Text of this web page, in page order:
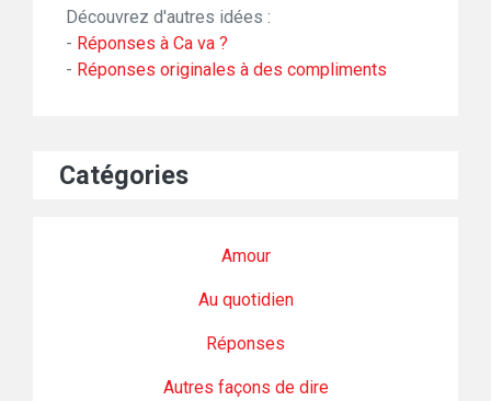
Découvrez d'autres idées :
- Réponses à Ca va ?
- Réponses originales à des compliments
Catégories
Amour
Au quotidien
Réponses
Autres façons de dire